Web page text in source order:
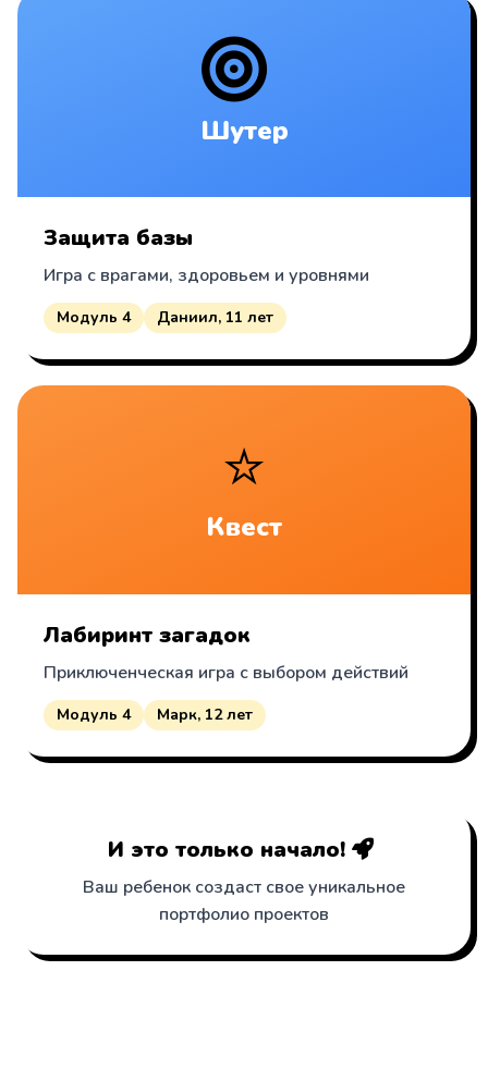
Шутер
Защита базы
Игра с врагами, здоровьем и уровнями
Модуль 4 Даниил, 11 лет
⭐
Квест
Лабиринт загадок
Приключенческая игра с выбором действий
Модуль 4 Марк, 12 лет
И это только начало!
Ваш ребенок создаст свое уникальное
портфолио проектов